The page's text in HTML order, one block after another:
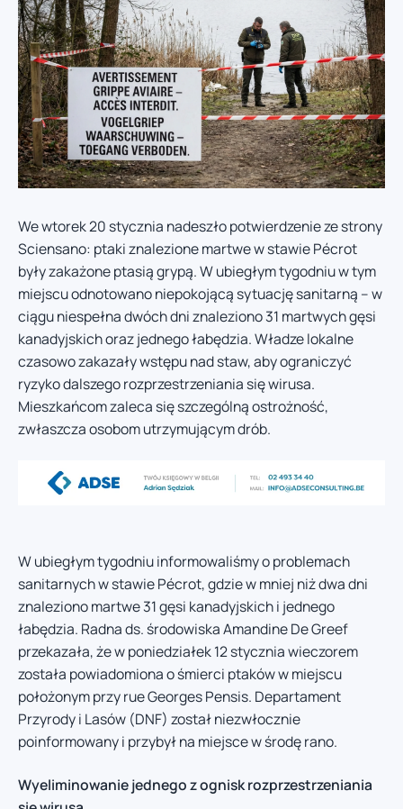
We wtorek 20 stycznia nadeszło potwierdzenie ze strony
Sciensano: ptaki znalezione martwe w stawie Pécrot
były zakażone ptasią grypą. W ubiegłym tygodniu w tym
miejscu odnotowano niepokojącą sytuację sanitarną – w
ciągu niespełna dwóch dni znaleziono 31 martwych gęsi
kanadyjskich oraz jednego łabędzia. Władze lokalne
czasowo zakazały wstępu nad staw, aby ograniczyć
ryzyko dalszego rozprzestrzeniania się wirusa.
Mieszkańcom zaleca się szczególną ostrożność,
zwłaszcza osobom utrzymującym drób.
W ubiegłym tygodniu informowaliśmy o problemach
sanitarnych w stawie Pécrot, gdzie w mniej niż dwa dni
znaleziono martwe 31 gęsi kanadyjskich i jednego
łabędzia. Radna ds. środowiska Amandine De Greef
przekazała, że w poniedziałek 12 stycznia wieczorem
została powiadomiona o śmierci ptaków w miejscu
położonym przy rue Georges Pensis. Departament
Przyrody i Lasów (DNF) został niezwłocznie
poinformowany i przybył na miejsce w środę rano.
Wyeliminowanie jednego z ognisk rozprzestrzeniania